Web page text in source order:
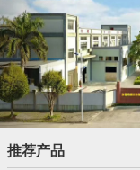
推荐产品